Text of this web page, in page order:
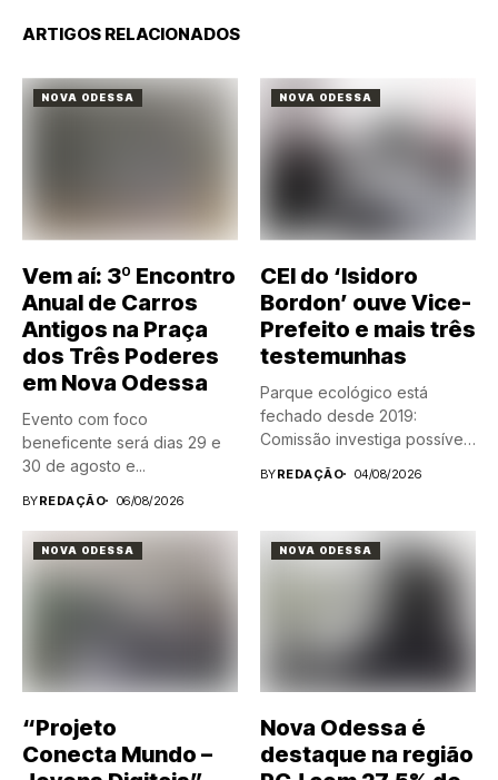
ARTIGOS RELACIONADOS
NOVA ODESSA
Vem aí: 3º Encontro
Anual de Carros
Antigos na Praça
dos Três Poderes
em Nova Odessa
Evento com foco
beneficente será dias 29 e
30 de agosto e...
BYREDAÇÃO 06/08/2026
NOVA ODESSA
CEI do ‘Isidoro
Bordon’ ouve Vice-
Prefeito e mais três
testemunhas
Parque ecológico está
fechado desde 2019:
Comissão investiga possíveis
processo...
BYREDAÇÃO 04/08/2026
NOVA ODESSA
“Projeto
Conecta Mundo –
NOVA ODESSA
Nova Odessa é
destaque na região